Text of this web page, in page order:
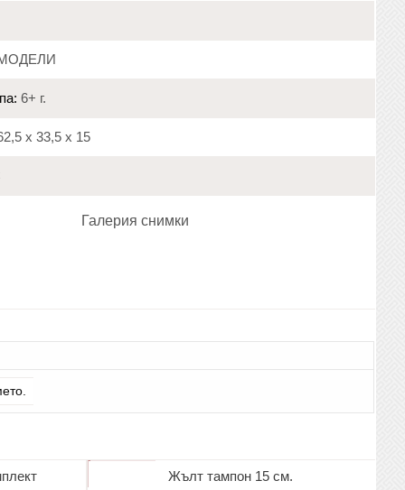
6+ г.
х 33,5 х 15
Галерия снимки
Жълт тампон 15 см.